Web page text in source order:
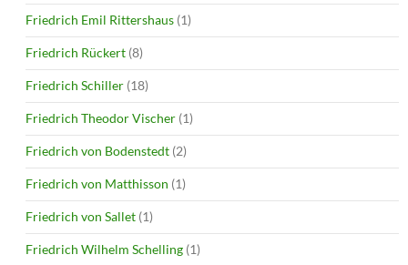
Friedrich Emil Rittershaus (1)
Friedrich Rückert (8)
Friedrich Schiller (18)
Friedrich Theodor Vischer (1)
Friedrich von Bodenstedt (2)
Friedrich von Matthisson (1)
Friedrich von Sallet (1)
Friedrich Wilhelm Schelling (1)